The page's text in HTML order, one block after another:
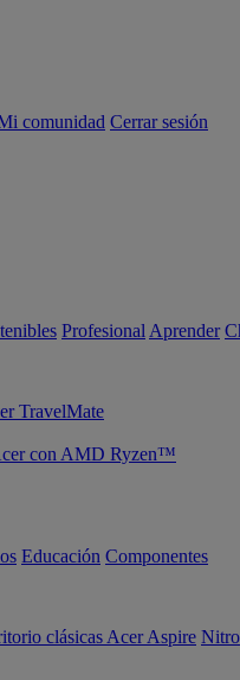
comunidad Cerrar sesión
Profesional Aprender
TravelMate
con AMD Ryzen™
Educación Componentes
clásicas Acer Aspire Nitro